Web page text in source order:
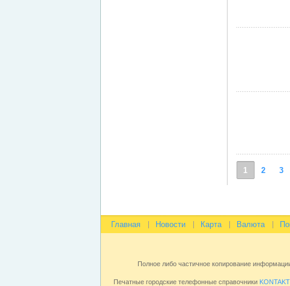
1 2 3
Главная Новости Карта Валюта
Полное либо частичное копирование
Печатные городские телефонные справочники